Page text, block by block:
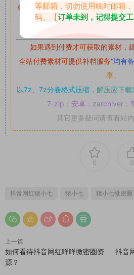
站内资源为网友个人学习或测试研
可,禁止用于任何商业途径！请在
如果遇到付费才可获取的素材，
全站付费素材可提供补档服务“均有
享。
以7z、7z分卷格式压缩， 解压应下载
7-zip；安卓：zarchiver；
其它更多疑问请查看站
0 0
抖音网红猪小七 猪小七 猪小七微密圈
上一篇
如何看待抖音网红咩咩微密圈资
源？
抖音
等邮箱，切勿使用临时邮箱
码。【订单未到，记得提交